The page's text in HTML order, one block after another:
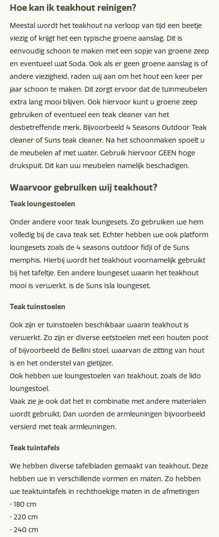
Hoe kan ik teakhout reinigen?
Meestal wordt het teakhout na verloop van tijd een beetje
viezig of krijgt het een typische groene aanslag. Dit is
eenvoudig schoon te maken met een sopje van groene zeep
en eventueel wat Soda. Ook als er geen groene aanslag is of
andere viezigheid, raden wij aan om het hout een keer per
jaar schoon te maken. Dit zorgt ervoor dat de tuinmeubelen
extra lang mooi blijven. Ook hiervoor kunt u groene zeep
gebruiken of eventueel een teak cleaner van het
desbetreffende merk. Bijvoorbeeld 4 Seasons Outdoor Teak
cleaner of Suns teak cleaner. Na het schoonmaken spoelt u
de meubelen af met water. Gebruik hiervoor GEEN hoge
drukspuit. Dit kan uw meubelen namelijk beschadigen.
Waarvoor gebruiken wij teakhout?
Teak loungestoelen
Onder andere voor teak loungesets. Zo gebruiken we hem
volledig bij de cava teak set. Echter hebben we ook platform
loungesets zoals de 4 seasons outdoor fidji of de Suns
memphis. Hierbij wordt het teakhout voornamelijk gebruikt
bij het tafeltje. Een andere loungeset waarin het teakhout
mooi is verwerkt, is de Suns Isla loungeset.
Teak tuinstoelen
Ook zijn er tuinstoelen beschikbaar waarin teakhout is
verwerkt. Zo zijn er diverse eetstoelen met een houten poot
of bijvoorbeeld de Bellini stoel, waarvan de zitting van hout
is en het onderstel van gietijzer.
Ook hebben we loungestoelen van teakhout, zoals de lido
loungestoel.
Vaak zie je ook dat het in combinatie met andere materialen
wordt gebruikt. Dan worden de armleuningen bijvoorbeeld
versierd met teak armleuningen.
Teak tuintafels
We hebben diverse tafelbladen gemaakt van teakhout. Deze
hebben we in verschillende vormen en maten. Zo hebben
we teaktuintafels in rechthoekige maten in de afmetingen
• 180 cm
• 220 cm
• 240 cm